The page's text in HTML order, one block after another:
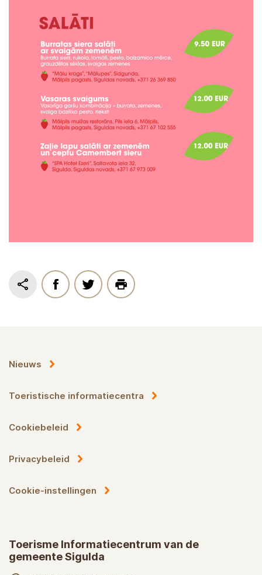
Nieuws
Toeristische informatiecentra
Cookiebeleid
Privacybeleid
Cookie-instellingen
Toerisme Informatiecentrum van de
gemeente Sigulda